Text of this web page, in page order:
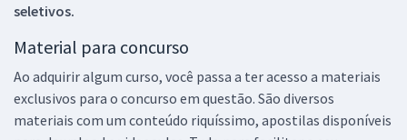
seletivos.
Material para concurso
Ao adquirir algum curso, você passa a ter acesso a materiais
exclusivos para o concurso em questão. São diversos
materiais com um conteúdo riquíssimo, apostilas disponíveis